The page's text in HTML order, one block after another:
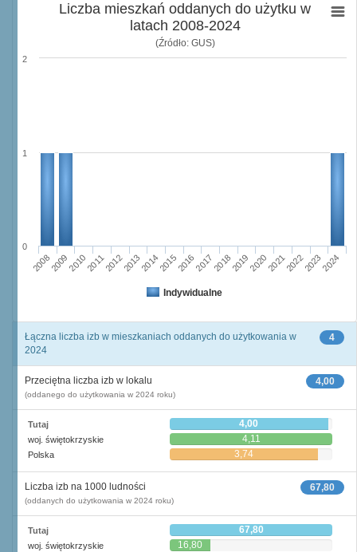
Liczba mieszkań oddanych do użytku w
latach 2008-2024
(Źródło: GUS)
Indywidualne
20082009201020112012201320142015201620172018201920202021202220232024
0
1
2
4
Łączna liczba izb w mieszkaniach oddanych do użytkowania w
2024
4,00
Przeciętna liczba izb w lokalu
(oddanego do użytkowania w 2024 roku)
Tutaj 4,00
woj. świętokrzyskie 4,11
Polska 3,74
67,80
Liczba izb na 1000 ludności
(oddanych do użytkowania w 2024 roku)
Tutaj 67,80
woj. świętokrzyskie 16,80